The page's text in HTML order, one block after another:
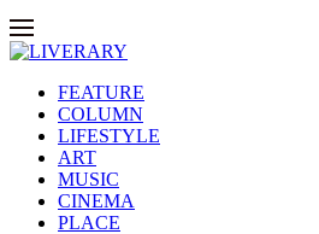
FEATURE
COLUMN
LIFESTYLE
ART
MUSIC
CINEMA
PLACE